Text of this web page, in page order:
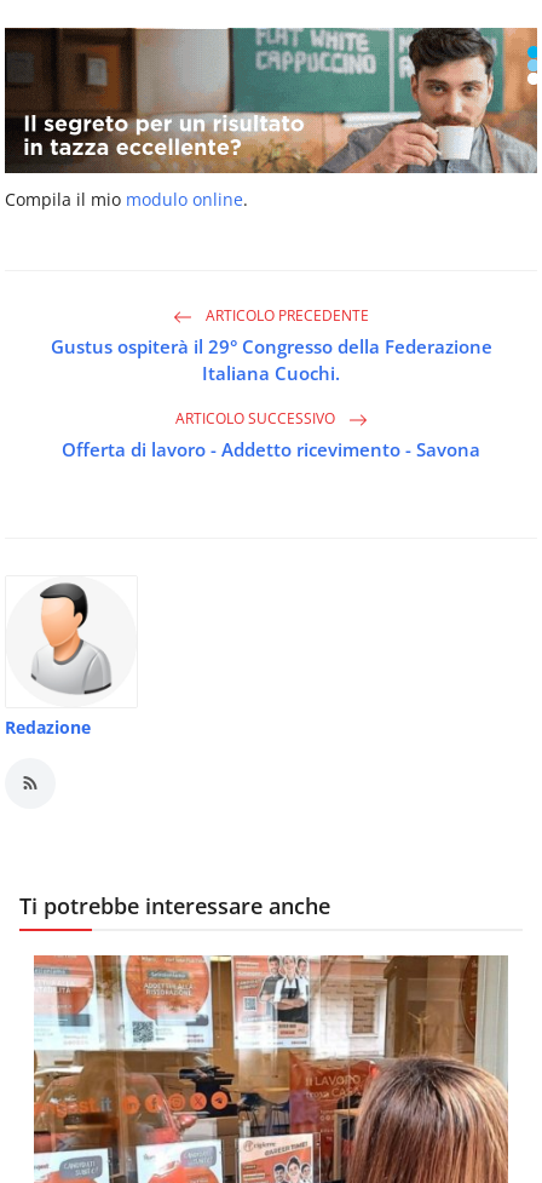
Compila il mio modulo online.
ARTICOLO PRECEDENTE
Gustus ospiterà il 29° Congresso della Federazione
Italiana Cuochi.
ARTICOLO SUCCESSIVO
Offerta di lavoro - Addetto ricevimento - Savona
Redazione
Ti potrebbe interessare anche